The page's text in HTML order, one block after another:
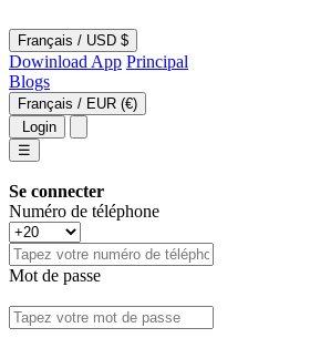
Français / USD $
Dowinload App Principal
Blogs
Français / EUR (€)
Login
☰
Se connecter
Numéro de téléphone
Mot de passe